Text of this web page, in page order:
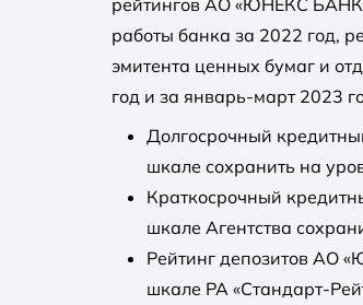
рейтингов АО «ЮНЕКС
работы банка за 2022 год,
эмитента ценных бумаг и
год и за январь-март 2023
Долгосрочный
шкале сохранить на
Краткосрочный
шкале Агентства
Рейтинг депозитов АО
шкале РА «Стандарт-